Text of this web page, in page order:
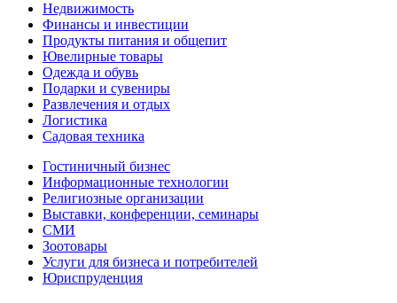
Недвижимость
Финансы и инвестиции
Продукты питания и общепит
Ювелирные товары
Одежда и обувь
Подарки и сувениры
Развлечения и отдых
Логистика
Садовая техника
Гостиничный бизнес
Информационные технологии
Религиозные организации
Выставки, конференции, семинары
СМИ
Зоотовары
Услуги для бизнеса и потребителей
Юриспруденция